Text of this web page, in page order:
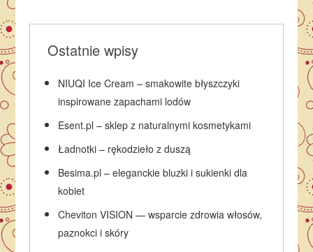
Ostatnie wpisy
NIUQI Ice Cream – smakowite błyszczyki
inspirowane zapachami lodów
Esent.pl – sklep z naturalnymi kosmetykami
Ładnotki – rękodzieło z duszą
Besima.pl – eleganckie bluzki i sukienki dla
kobiet
Cheviton VISION — wsparcie zdrowia włosów,
paznokci i skóry